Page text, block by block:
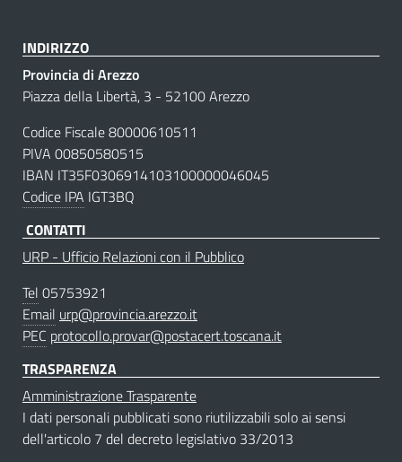
INDIRIZZO
Provincia di Arezzo
Piazza della Libertà, 3 - 52100 Arezzo
Codice Fiscale 80000610511
PIVA 00850580515
IBAN IT35F0306914103100000046045
Codice IPA IGT3BQ
CONTATTI
URP - Ufficio Relazioni con il Pubblico
Tel 05753921
Email urp@provincia.arezzo.it
PEC protocollo.provar@postacert.toscana.it
TRASPARENZA
Amministrazione Trasparente
I dati personali pubblicati sono riutilizzabili solo ai sensi
dell'articolo 7 del decreto legislativo 33/2013